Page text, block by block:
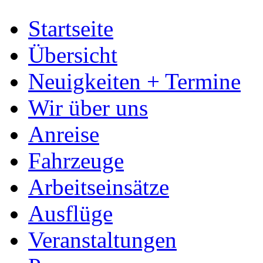
Startseite
Übersicht
Neuigkeiten + Termine
Wir über uns
Anreise
Fahrzeuge
Arbeitseinsätze
Ausflüge
Veranstaltungen